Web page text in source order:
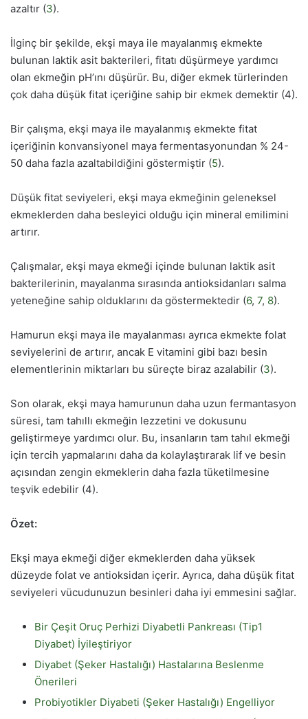
azaltır (3).
İlginç bir şekilde, ekşi maya ile mayalanmış ekmekte
bulunan laktik asit bakterileri, fitatı düşürmeye yardımcı
olan ekmeğin pH’ını düşürür. Bu, diğer ekmek türlerinden
çok daha düşük fitat içeriğine sahip bir ekmek demektir (4).
Bir çalışma, ekşi maya ile mayalanmış ekmekte fitat
içeriğinin konvansiyonel maya fermentasyonundan % 24-
50 daha fazla azaltabildiğini göstermiştir (5).
Düşük fitat seviyeleri, ekşi maya ekmeğinin geleneksel
ekmeklerden daha besleyici olduğu için mineral emilimini
artırır.
Çalışmalar, ekşi maya ekmeği içinde bulunan laktik asit
bakterilerinin, mayalanma sırasında antioksidanları salma
yeteneğine sahip olduklarını da göstermektedir (6, 7, 8).
Hamurun ekşi maya ile mayalanması ayrıca ekmekte folat
seviyelerini de artırır, ancak E vitamini gibi bazı besin
elementlerinin miktarları bu süreçte biraz azalabilir (3).
Son olarak, ekşi maya hamurunun daha uzun fermantasyon
süresi, tam tahıllı ekmeğin lezzetini ve dokusunu
geliştirmeye yardımcı olur. Bu, insanların tam tahıl ekmeği
için tercih yapmalarını daha da kolaylaştırarak lif ve besin
açısından zengin ekmeklerin daha fazla tüketilmesine
teşvik edebilir (4).
Özet:
Ekşi maya ekmeği diğer ekmeklerden daha yüksek
düzeyde folat ve antioksidan içerir. Ayrıca, daha düşük fitat
seviyeleri vücudunuzun besinleri daha iyi emmesini sağlar.
Bir Çeşit Oruç Perhizi Diyabetli Pankreası (Tip1
Diyabet) İyileştiriyor
Diyabet (Şeker Hastalığı) Hastalarına Beslenme
Önerileri
Probiyotikler Diyabeti (Şeker Hastalığı) Engelliyor